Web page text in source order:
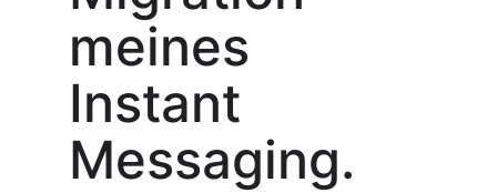
meines
Instant
Messaging.